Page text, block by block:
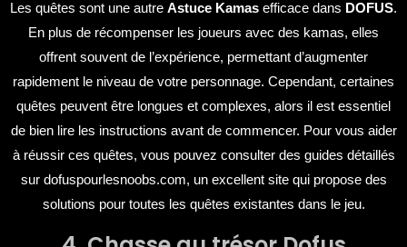
Les quêtes sont une autre Astuce Kamas efficace dans DOFUS.
En plus de récompenser les joueurs avec des kamas, elles
offrent souvent de l’expérience, permettant d’augmenter
rapidement le niveau de votre personnage. Cependant, certaines
quêtes peuvent être longues et complexes, alors il est essentiel
de bien lire les instructions avant de commencer. Pour vous aider
à réussir ces quêtes, vous pouvez consulter des guides détaillés
sur dofuspourlesnoobs.com, un excellent site qui propose des
solutions pour toutes les quêtes existantes dans le jeu.